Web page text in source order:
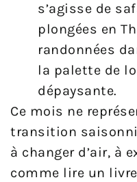
s’agisse de
plongées en
randonnées
la palette de
dépaysante.
Ce mois ne
transition
à changer d’air, à
comme lire un